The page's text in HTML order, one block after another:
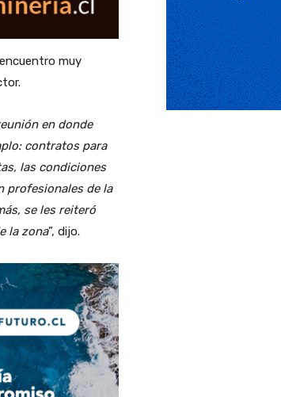
muy
en donde
contratos para
las condiciones
profesionales de la
se les reiteró
la zona”, dijo.